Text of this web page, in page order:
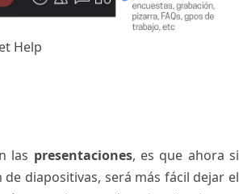
Help
las presentaciones, es que ahora si
diapositivas, será más fácil dejar el